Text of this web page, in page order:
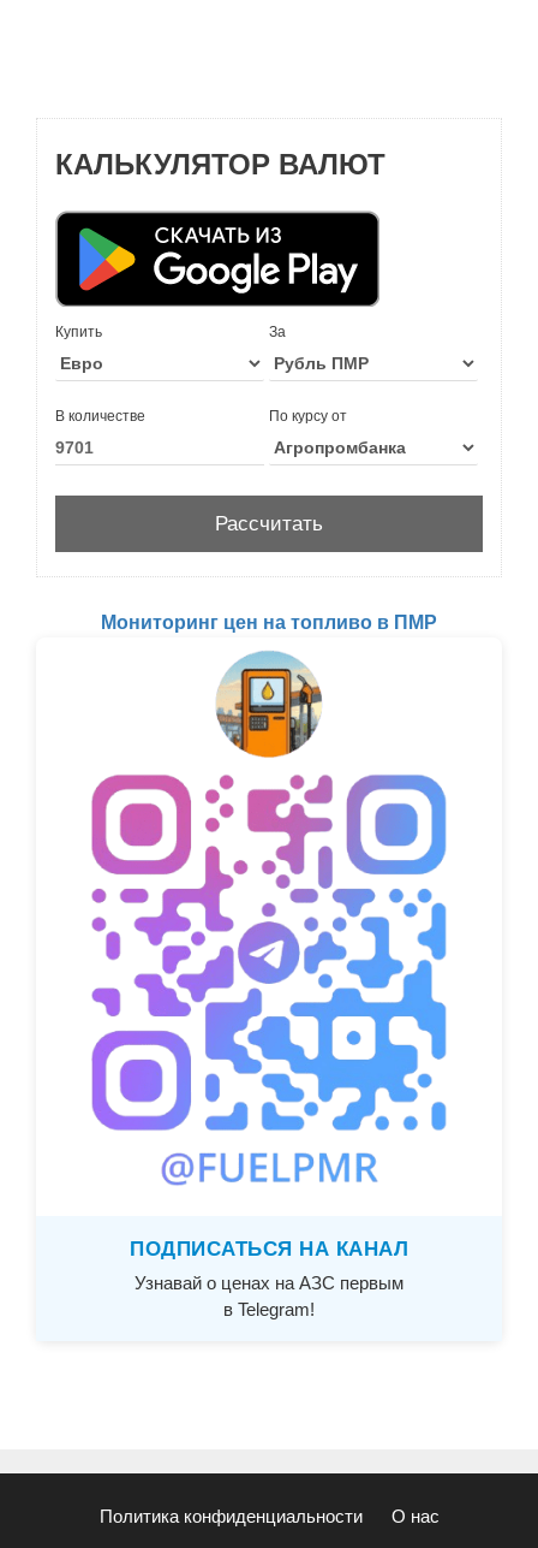
КАЛЬКУЛЯТОР ВАЛЮТ
Купить За
В количестве По курсу от
Мониторинг цен на топливо в ПМР
ПОДПИСАТЬСЯ НА КАНАЛ
Узнавай о ценах на АЗС первым
в Telegram!
Политика конфиденциальности О нас